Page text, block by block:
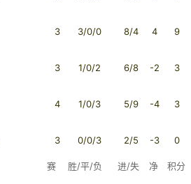
3 3/0/0 8/4 4 9
3 1/0/2 6/8 -2 3
4 1/0/3 5/9 -4 3
3 0/0/3 2/5 -3 0
赛 胜/平/负 进/失 净 积分